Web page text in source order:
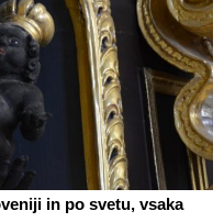
in po svetu, vsaka